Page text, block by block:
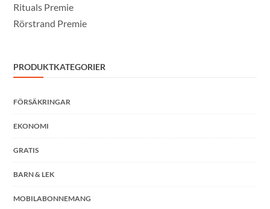
Rituals Premie
Rörstrand Premie
PRODUKTKATEGORIER
FÖRSÄKRINGAR
EKONOMI
GRATIS
BARN & LEK
MOBILABONNEMANG